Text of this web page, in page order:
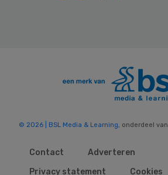
© 2026 | BSL Media & Learning, onderdeel van
Contact
Adverteren
Privacy statement
Cookies